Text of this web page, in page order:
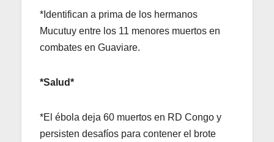
*Identifican a prima de los hermanos
Mucutuy entre los 11 menores muertos en
combates en Guaviare.
*Salud*
*El ébola deja 60 muertos en RD Congo y
persisten desafíos para contener el brote